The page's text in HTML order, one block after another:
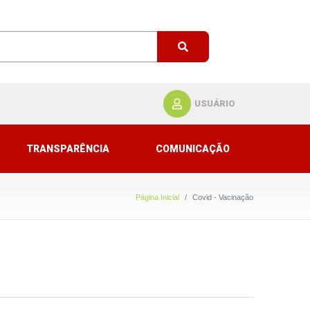
USUÁRIO
TRANSPARÊNCIA COMUNICAÇÃO
Página Inicial Covid - Vacinação